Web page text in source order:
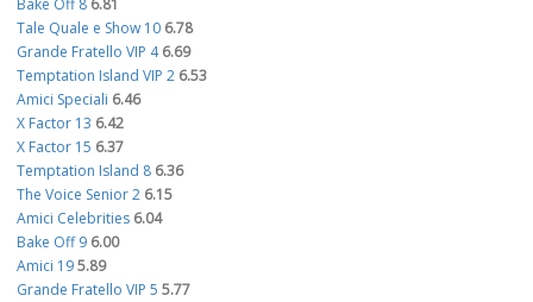
Bake Off 8 6.81
Tale Quale e Show 10 6.78
Grande Fratello VIP 4 6.69
Temptation Island VIP 2 6.53
Amici Speciali 6.46
X Factor 13 6.42
X Factor 15 6.37
Temptation Island 8 6.36
The Voice Senior 2 6.15
Amici Celebrities 6.04
Bake Off 9 6.00
Amici 195.89
Grande Fratello VIP 5 5.77